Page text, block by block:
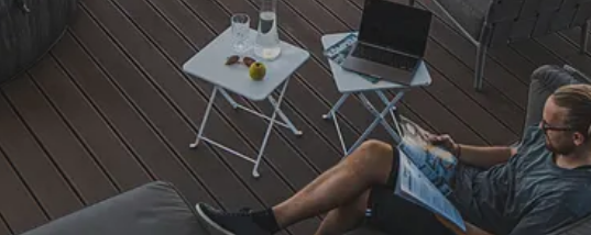
Trusted Shops
4,81/ 5
25.957 Bewertungen
„- Retouren Bearbeitung wurde
umgehend erledigt“
04.08.2026